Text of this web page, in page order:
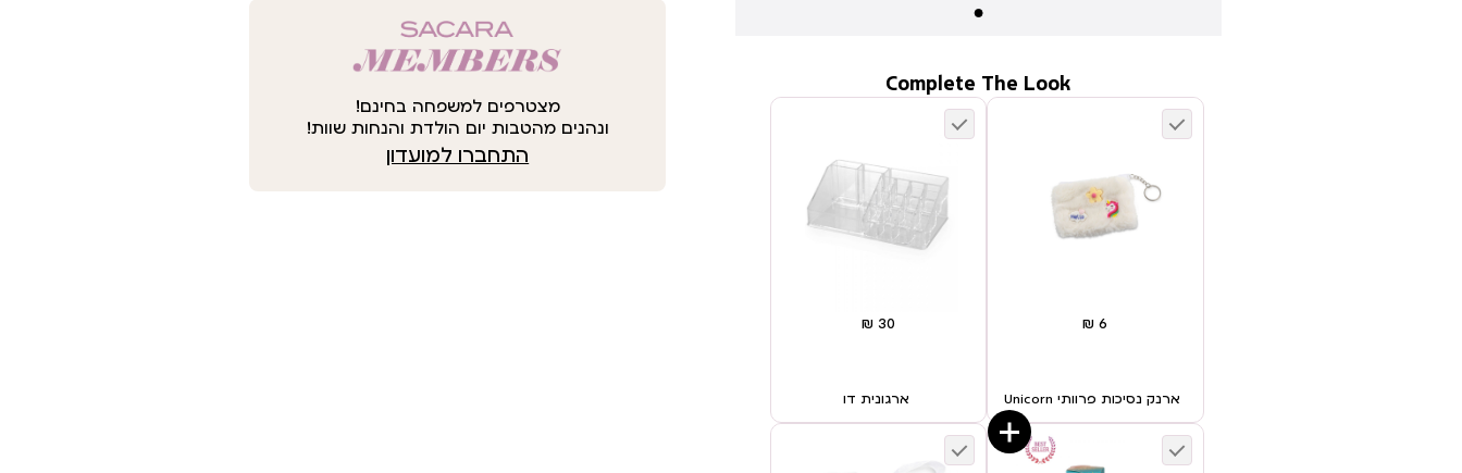
מצטרפים למשפחה בחינם!
ונהנים מהטבות יום הולדת והנחות שוות!
התחברו למועדון
ארנק נסיכות פרוותי Unicorn ארגונית דו
Complete The Look